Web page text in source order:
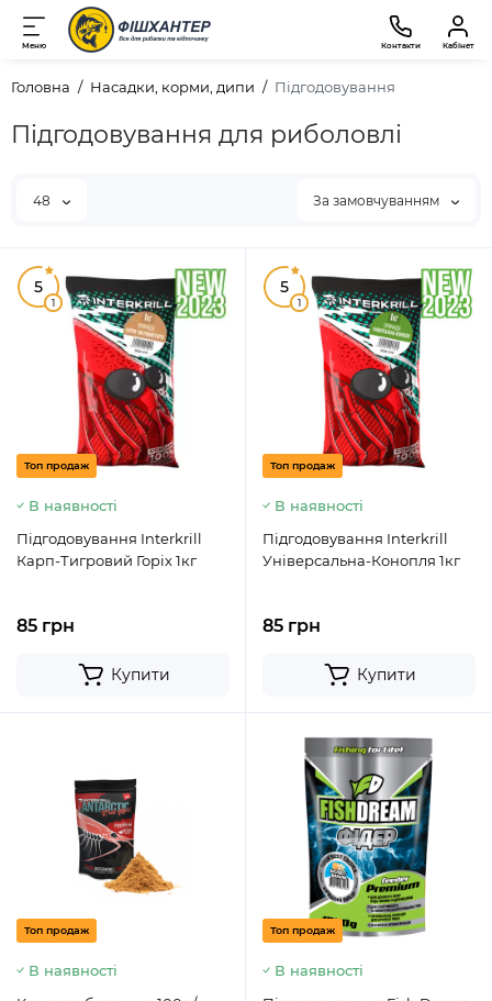
Меню Контакти Кабінет
Головна Насадки, корми, дипи Підгодовування
Підгодовування для риболовлі
48 За замовчуванням
5
1
Топ продаж
В наявності
Підгодовування Interkrill
Карп-Тигровий Горіх 1кг
85 грн
Купити
5
1
Топ продаж
В наявності
Підгодовування Interkrill
Універсальна-Конопля 1кг
85 грн
Купити
Топ продаж
В наявності
Топ продаж
В наявності